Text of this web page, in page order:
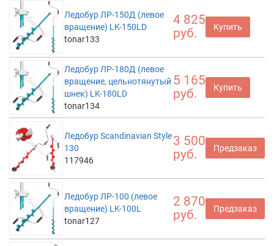
Ледобур ЛР-150Д (левое
вращение) LK-150LD
tonar133
4 825
руб.
Купить
Ледобур ЛР-180Д (левое
вращение, цельнотянутый
шнек) LK-180LD
tonar134
5 165
руб.
Купить
Ледобур Scandinavian Style
130
117946
3 500
руб.
Предзаказ
Ледобур ЛР-100 (левое
вращение) LK-100L
tonar127
2 870
руб.
Предзаказ